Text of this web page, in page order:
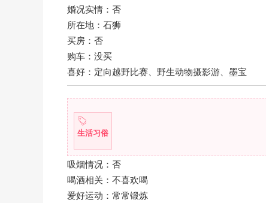
婚况实情：否
所在地：石狮
买房：否
购车：没买
喜好：定向越野比赛、野生动物摄影游、墨宝
生活习俗
吸烟情况：否
喝酒相关：不喜欢喝
爱好运动：常常锻炼